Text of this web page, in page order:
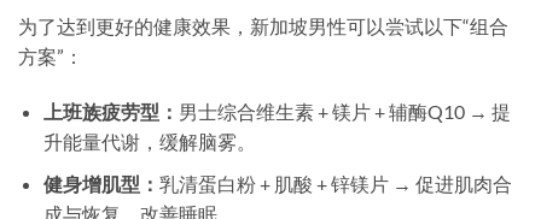
为了达到更好的健康效果，新加坡男性可以尝试以下“组合
方案”：
上班族疲劳型： 男士综合维生素 + 镁片 + 辅酶Q10 → 提
升能量代谢，缓解脑雾。
健身增肌型： 乳清蛋白粉 + 肌酸 + 锌镁片 → 促进肌肉合
成与恢复，改善睡眠。